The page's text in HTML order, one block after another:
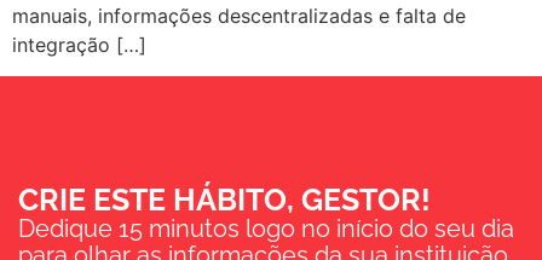
manuais, informações descentralizadas e falta de
integração […]
CRIE ESTE HÁBITO, GESTOR!
Dedique 15 minutos logo no início do seu dia